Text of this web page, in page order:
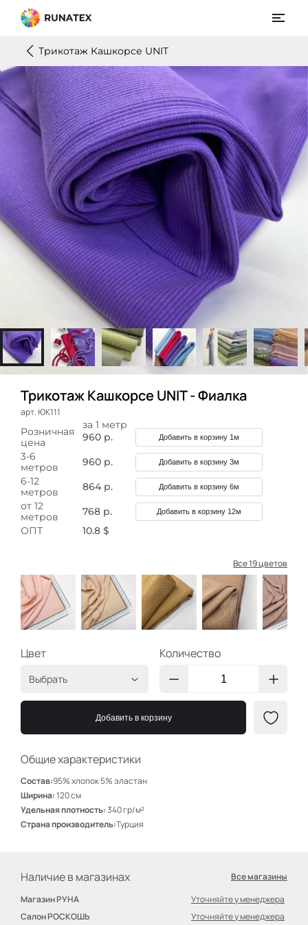
Трикотаж Кашкорсе UNIT
Трикотаж Кашкорсе UNIT - Фиалка
арт. ЮК111
Общие характеристики
Состав:95% хлопок 5% эластан
Ширина:120 см
Удельная плотность:340 гр/м²
Страна производитель:Турция
за 1 метр
Розничная
цена
960 р. Добавить в корзину 1м
3-6
метров
960 р. Добавить в корзину 3м
6-12
метров
864 р. Добавить в корзину 6м
от 12
метров
768 р. Добавить в корзину 12м
ОПТ 10.8 $
Все 19 цветов
Наличие в магазинах
Все магазины
Магазин РУНА
Уточняйте у менеджера
Салон РОСКОШЬ
Уточняйте у менеджера
Цвет
Выбрать
Розовый крем
ЮК125
ЮК119
Какао
Пудра
Сирень
Голубой
Ментол
Количество
Добавить в корзину